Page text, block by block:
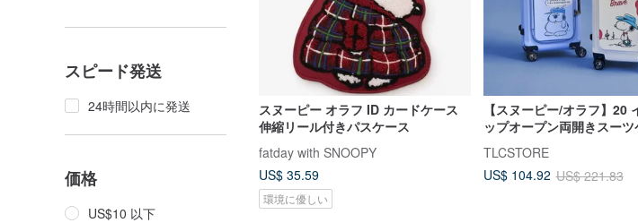
スピード発送
24時間以内に発送
価格
US$10 以下
スヌーピー オラフ ID カードケース
伸縮リール付きパスケース
fatday with SNOOPY
US$ 35.59
環境に優しい
【スヌーピー/オラフ】20
ップオープン両開きスー
TLCSTORE
US$ 104.92 US$ 221.83